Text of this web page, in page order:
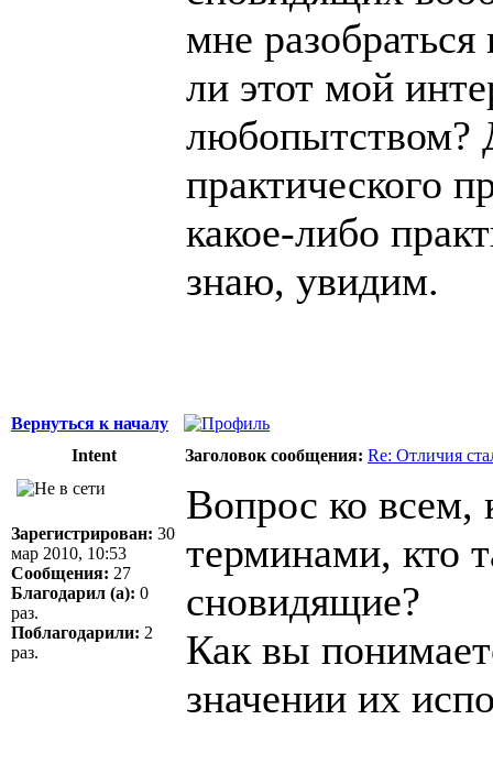
мне
ли этот мой
любопытством?
практического
какое-либо
знаю, увидим.
Вернуться к началу
Intent
Заголовок сообщения: Re: Отличия
Зарегистрирован: 30
мар 2010, 10:53
Сообщения: 27
Благодарил (а): 0
раз.
Поблагодарили: 2
раз.
Вопрос ко всем,
терминами, кто
сновидящие?
Как вы
значении их